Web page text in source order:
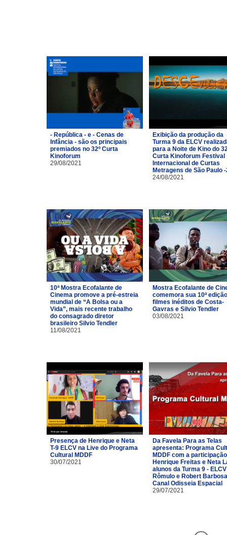
- República - e - Cenas de
Infância - são os principais
premiados no 32º Curta
Kinoforum
29/08/2021
Exibição da produção da
Turma 9 da ELCV
para a Noite de Kino do
Curta Kinoforum Festival
Internacional de Curtas
Metragens de São Paulo
24/08/2021
10ª Mostra Ecofalante de
Cinema promove a pré-estreia
mundial de “A Bolsa ou a
Vida”, mais recente trabalho
do consagrado diretor
brasileiro Silvio Tendler
11/08/2021
Mostra Ecofalante de
comemora sua 10ª
filmes inéditos de Costa-
Gavras e Silvio Tendler
03/08/2021
Presença de Henrique e Neta
T-9 ELCV na Live do Programa
Cultural MDDF
30/07/2021
Da Favela Para as Telas
apresenta: Programa
MDDF com a
Henrique Freitas e Neta
alunos da Turma 9 -
Rômulo e Robert
Canal Odisseia Espacial
29/07/2021